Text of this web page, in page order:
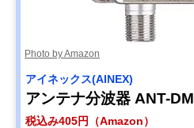
Photo by Amazon
アイネックス(AINEX)
アンテナ分波器 ANT-DM
税込み405円（Amazon）